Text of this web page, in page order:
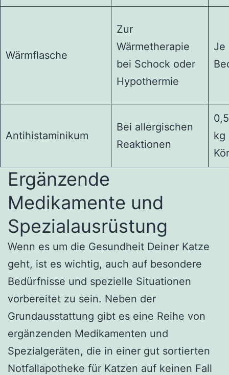
Wärmflasche
Zur
Wärmetherapie
bei Schock oder
Hypothermie
Je
Antihistaminikum
Bei allergischen
Reaktionen
kg
Ergänzende
Medikamente und
Spezialausrüstung
Wenn es um die Gesundheit Deiner Katze
geht, ist es wichtig, auch auf besondere
Bedürfnisse und spezielle Situationen
vorbereitet zu sein. Neben der
Grundausstattung gibt es eine Reihe von
ergänzenden Medikamenten und
Spezialgeräten, die in einer gut sortierten
Notfallapotheke für Katzen auf keinen Fall